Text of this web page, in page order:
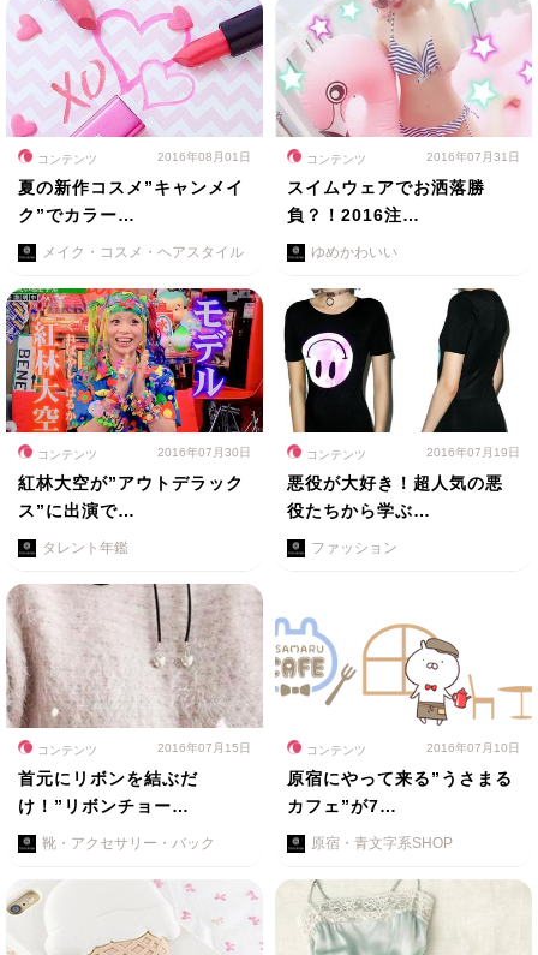
コンテンツ 2016年08月01日
夏の新作コスメ”キャンメイ
ク”でカラー…
メイク・コスメ・ヘアスタイル
コンテンツ 2016年07月31日
スイムウェアでお洒落勝
負？！2016注…
ゆめかわいい
コンテンツ 2016年07月30日
紅林大空が”アウトデラック
ス”に出演で…
タレント年鑑
コンテンツ 2016年07月19日
悪役が大好き！超人気の悪
役たちから学ぶ…
ファッション
コンテンツ 2016年07月15日
首元にリボンを結ぶだ
け！”リボンチョー…
靴・アクセサリー・バック
コンテンツ 2016年07月10日
原宿にやって来る”うさまる
カフェ”が7…
原宿・青文字系SHOP